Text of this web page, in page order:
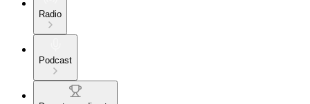
Radio
Podcast